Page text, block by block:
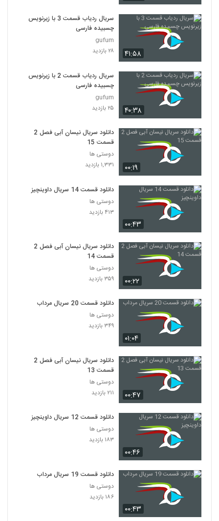
۴۱:۵۸
سریال ردیاب قسمت 3 با زیرنویس
چسبیده فارسی
gufum
۲۸ بازدید
۴۰:۳۸
سریال ردیاب قسمت 2 با زیرنویس
چسبیده فارسی
gufum
۲۵ بازدید
۰۰:۱۹
دانلود سریال نیسان آبی فصل 2
قسمت 15
دوستی ها
۱,۳۳۱ بازدید
۰۰:۴۳
دانلود قسمت 14 سریال داوینچیز
دوستی ها
۴۱۳ بازدید
۰۰:۲۲
دانلود سریال نیسان آبی فصل 2
قسمت 14
دوستی ها
۳۵۹ بازدید
۰۱:۰۴
دانلود قسمت 20 سریال مرداب
دوستی ها
۳۴۹ بازدید
۰۰:۴۷
دانلود سریال نیسان آبی فصل 2
قسمت 13
دوستی ها
۲۱۱ بازدید
۰۰:۴۶
دانلود قسمت 12 سریال داوینچیز
دوستی ها
۱۸۳ بازدید
۰۰:۴۳
دانلود قسمت 19 سریال مرداب
دوستی ها
۱۸۶ بازدید